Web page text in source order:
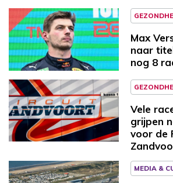
Max
naar
nog 8
Vele
grijpen
voor de
MEDIA &